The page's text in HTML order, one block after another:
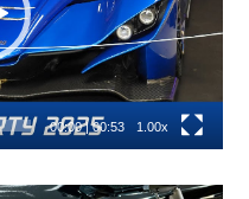
00:00|00:53 1.00x